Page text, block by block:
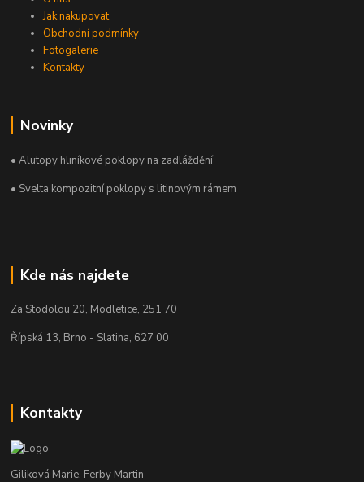
Jak nakupovat
Obchodní podmínky
Fotogalerie
Kontakty
Novinky
• Alutopy hliníkové poklopy na zadláždění
• Svelta kompozitní poklopy s litinovým rámem
Kde nás najdete
Za Stodolou 20, Modletice, 251 70
Řípská 13, Brno - Slatina, 627 00
Kontakty
Giliková Marie, Ferby Martin